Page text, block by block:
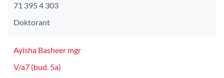
71 395 4 303
Doktorant
Ayisha Basheer mgr
V/a7 (bud. 5a)